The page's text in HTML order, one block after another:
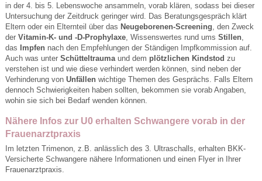
in der 4. bis 5. Lebenswoche ansammeln, vorab klären, sodass bei dieser
Untersuchung der Zeitdruck geringer wird. Das Beratungsgespräch klärt
Eltern oder ein Elternteil über das Neugeborenen-Screening , den Zweck
der Vitamin-K- und -D-Prophylaxe, Wissenswertes rund ums Stillen,
das
Impfennach den Empfehlungen der Ständigen Impfkommission auf.
Auch was unter Schütteltraumaund dem plötzlichen Kindstod zu
verstehen ist und wie diese verhindert werden können, sind neben der
Verhinderung von Unfällenwichtige Themen des Gesprächs. Falls Eltern
dennoch Schwierigkeiten haben sollten, bekommen sie vorab Angaben,
wohin sie sich bei Bedarf wenden können.
Nähere Infos zur U0 erhalten Schwangere vorab in der
Frauenarztpraxis
Im letzten Trimenon, z.B. anlässlich des 3. Ultraschalls, erhalten BKK-
Versicherte Schwangere nähere Informationen und einen Flyer in Ihrer
Frauenarztpraxis.